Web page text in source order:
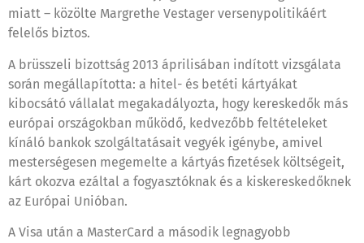
miatt – közölte Margrethe Vestager versenypolitikáért
felelős biztos.
A brüsszeli bizottság 2013 áprilisában indított vizsgálata
során megállapította: a hitel- és betéti kártyákat
kibocsátó vállalat megakadályozta, hogy kereskedők más
európai országokban működő, kedvezőbb feltételeket
kínáló bankok szolgáltatásait vegyék igénybe, amivel
mesterségesen megemelte a kártyás fizetések költségeit,
kárt okozva ezáltal a fogyasztóknak és a kiskereskedőknek
az Európai Unióban.
A Visa után a MasterCard a második legnagyobb